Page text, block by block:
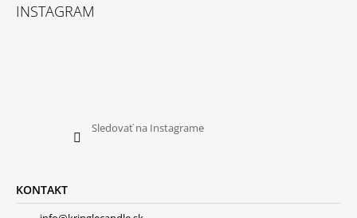
INSTAGRAM
Sledovať na Instagrame
KONTAKT